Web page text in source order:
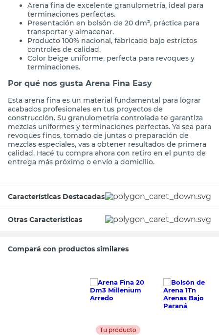
Arena fina de excelente granulometría, ideal para
terminaciones perfectas.
Presentación en bolsón de 20 dm³, práctica para
transportar y almacenar.
Producto 100% nacional, fabricado bajo estrictos
controles de calidad.
Color beige uniforme, perfecta para revoques y
terminaciones.
Por qué nos gusta Arena Fina Easy
Esta arena fina es un material fundamental para lograr
acabados profesionales en tus proyectos de
construcción. Su granulometría controlada te garantiza
mezclas uniformes y terminaciones perfectas. Ya sea para
revoques finos, tomado de juntas o preparación de
mezclas especiales, vas a obtener resultados de primera
calidad. Hacé tu compra ahora con retiro en el punto de
entrega más próximo o envío a domicilio.
Características Destacadas
Otras Características
Compará con productos similares
Tu producto